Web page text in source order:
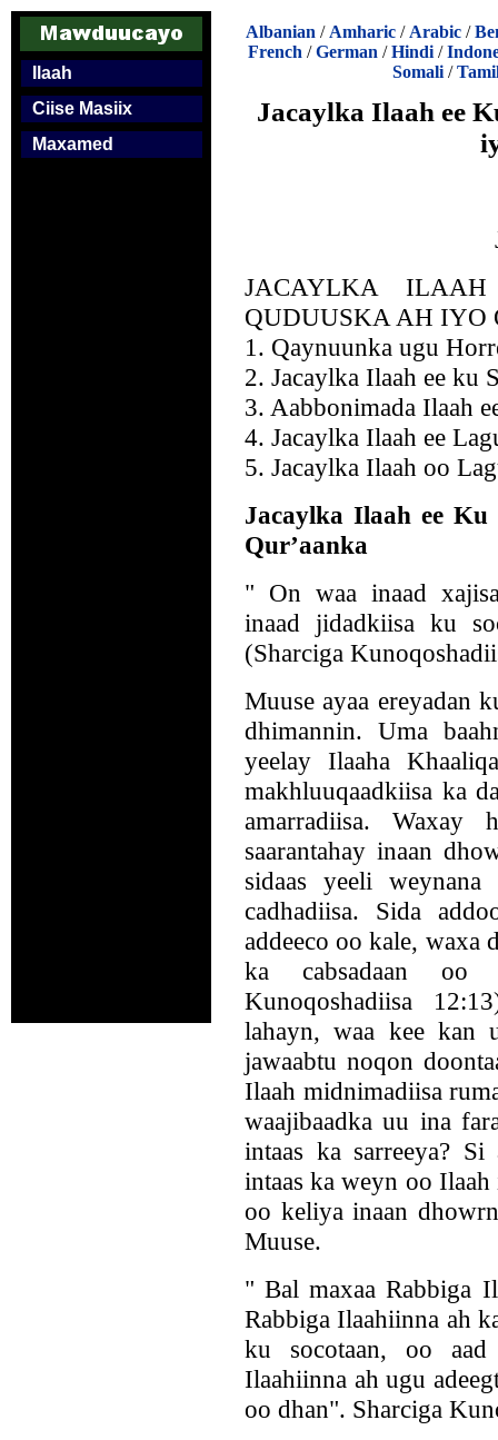
Ilaah
Ciise Masiix
Maxamed
Albanian / Amharic / Arabic /
French /German /Hindi /
Somali/
Jacaylka Ilaah ee
JACAYLKA
QUDUUSKA AH IYO
1. Qaynuunka ugu
2. Jacaylka Ilaah ee ku
3. Aabbonimada Ilaah
4. Jacaylka Ilaah ee
5. Jacaylka Ilaah oo
Jacaylka Ilaah ee
Qur’aanka
" On waa inaad
inaad jidadkiisa ku
(Sharciga
Muuse ayaa ereyadan
dhimannin. Uma
yeelay Ilaaha
makhluuqaadkiisa ka
amarradiisa. Waxay
saarantahay inaan
sidaas yeeli
cadhadiisa. Sida
addeeco oo kale, waxa
ka cabsadaan oo
Kunoqoshadiisa
lahayn, waa kee kan
jawaabtu noqon
Ilaah midnimadiisa
waajibaadka uu ina
intaas ka sarreeya?
intaas ka weyn oo Ilaah
oo keliya inaan
Muuse.
" Bal maxaa Rabbiga
Rabbiga Ilaahiinna ah
ku socotaan, oo aad
Ilaahiinna ah ugu
oo dhan". Sharciga